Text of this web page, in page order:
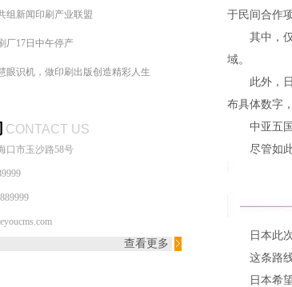
组新闻印刷产业联盟
厂17日中午停产
眼识机，做印刷出版创造精彩人生
CONTACT US
口市玉沙路58号
查看更多
于民间合作
其中，仅
域。
此外，日
布具体数字
中亚五国
尽管如此
日本此次
这条路线
日本希望